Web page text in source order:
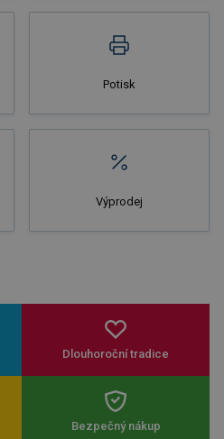
Potisk
Výprodej
Dlouhoroční tradice
Bezpečný nákup